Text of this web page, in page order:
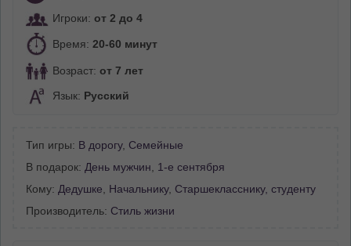
Игроки: от 2 до 4
Время: 20-60 минут
Возраст: от 7 лет
Язык: Русский
Тип игры: В дорогу, Семейные
В подарок: День мужчин
1-е сентября
Кому: Дедушке Начальнику, Старшекласснику, студенту
Производитель: Стиль жизни